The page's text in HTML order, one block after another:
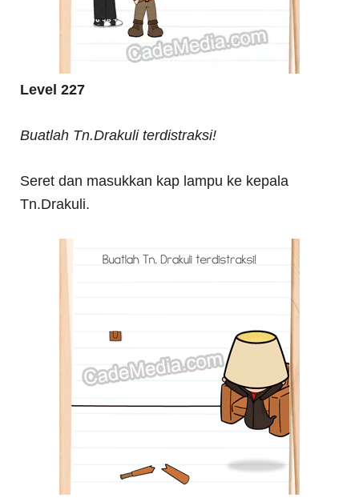
Level 227
Buatlah Tn.Drakuli terdistraksi!
Seret dan masukkan kap lampu ke kepala
Tn.Drakuli.